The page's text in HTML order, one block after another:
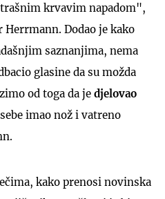
krvavim napadom",
Dodao je kako
saznanjima, nema
glasine da su možda
od toga da je djelovao
imao nož i vatreno
kako prenosi novinska